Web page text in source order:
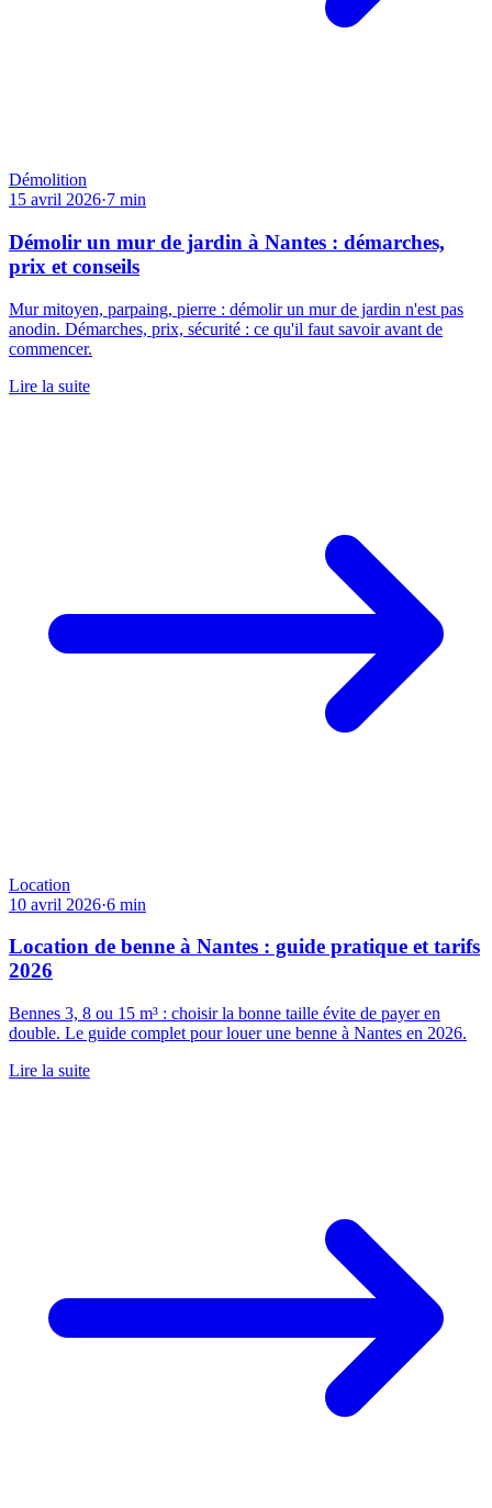
Démolition
15 avril 2026·7 min
Démolir un mur de jardin à Nantes : démarches,
prix et conseils
Mur mitoyen, parpaing, pierre : démolir un mur de jardin n'est pas
anodin. Démarches, prix, sécurité : ce qu'il faut savoir avant de
commencer.
Lire la suite
Location
10 avril 2026·6 min
Location de benne à Nantes : guide pratique et tarifs
2026
Bennes 3, 8 ou 15 m³ : choisir la bonne taille évite de payer en
double. Le guide complet pour louer une benne à Nantes en 2026.
Lire la suite